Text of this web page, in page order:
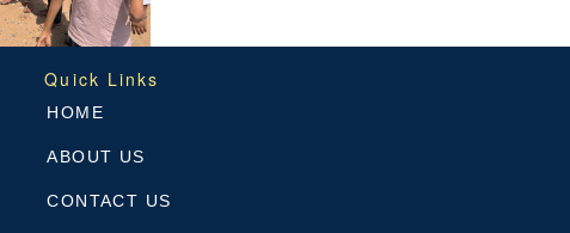
Quick Links
HOME
ABOUT US
CONTACT US